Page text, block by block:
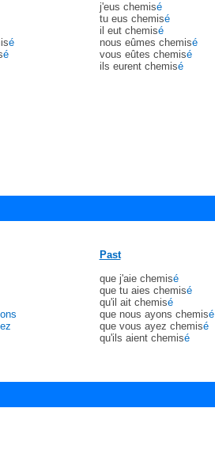
é
é
j'eus chemisé
tu eus chemisé
il eut chemisé
nous eûmes chemisé
vous eûtes chemisé
ils eurent chemisé
Past
que j'aie chemisé
que tu aies chemisé
qu'il ait chemisé
que nous ayons chemisé
que vous ayez chemisé
qu'ils aient chemisé